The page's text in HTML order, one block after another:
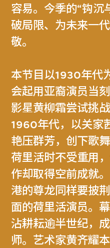
容易。今季的“钩沉
破局限、为未来一
敬。
本节目以1930年代
会起用亚裔演员当
影星黄柳霜尝试挑
1960年代，以关家
艳压群芳，创下歌
荷里活时不受重用
作却取得空前成就
港的尊龙同样要披
面的荷里活演员。
沾耕耘逾半世纪，
师。艺术家黄齐耀